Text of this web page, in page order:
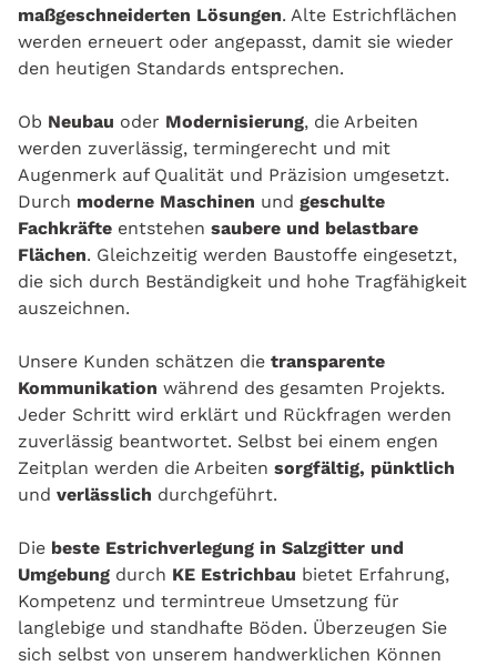
maßgeschneiderten Lösungen. Alte Estrichflächen
werden erneuert oder angepasst, damit sie wieder
den heutigen Standards entsprechen.
Ob Neubau oder Modernisierung, die Arbeiten
werden zuverlässig, termingerecht und mit
Augenmerk auf Qualität und Präzision umgesetzt.
Durch moderne Maschinen und geschulte
Fachkräfte entstehen saubere und belastbare
Flächen. Gleichzeitig werden Baustoffe eingesetzt,
die sich durch Beständigkeit und hohe Tragfähigkeit
auszeichnen.
Unsere Kunden schätzen die transparente
Kommunikation während des gesamten Projekts.
Jeder Schritt wird erklärt und Rückfragen werden
zuverlässig beantwortet. Selbst bei einem engen
Zeitplan werden die Arbeiten sorgfältig, pünktlich
und verlässlich durchgeführt.
Die beste Estrichverlegung in Salzgitter und
Umgebung durch KE Estrichbau bietet Erfahrung,
Kompetenz und termintreue Umsetzung für
langlebige und standhafte Böden. Überzeugen Sie
sich selbst von unserem handwerklichen Können